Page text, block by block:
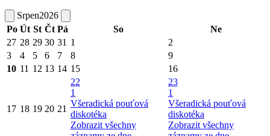
Srpen2026
Po Út St Čt Pá So
Ne
27 28 29 30 31 1
2
3
4 5 6 7 8
9
10 11 12 13 14 15 16
17 18 19 20 21
22
1
Všeradická pouťová
diskotéka
Zobrazit všechny
23
1
Všeradická pouťová
diskotéka
Zobrazit všechny